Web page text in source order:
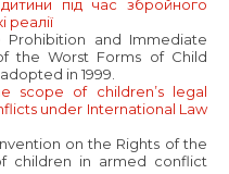
під час збройного
реалії
and Immediate
the Worst Forms of Child
in 1999.
scope of children’s legal
under International Law
on the Rights of the
children in armed conflict